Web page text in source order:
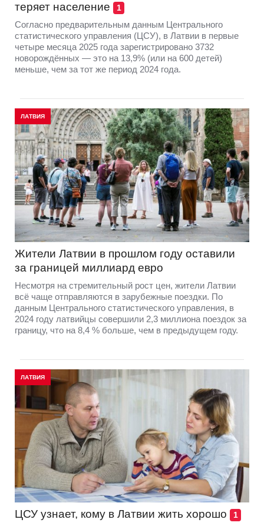
теряет население
1
Согласно предварительным данным Центрального
статистического управления (ЦСУ), в Латвии в первые
четыре месяца 2025 года зарегистрировано 3732
новорождённых — это на 13,9% (или на 600 детей)
меньше, чем за тот же период 2024 года.
ЛАТВИЯ
Жители Латвии в прошлом году оставили
за границей миллиард евро
Несмотря на стремительный рост цен, жители Латвии
всё чаще отправляются в зарубежные поездки. По
данным Центрального статистического управления, в
2024 году латвийцы совершили 2,3 миллиона поездок за
границу, что на 8,4 % больше, чем в предыдущем году.
ЛАТВИЯ
ЦСУ узнает, кому в Латвии жить хорошо 1